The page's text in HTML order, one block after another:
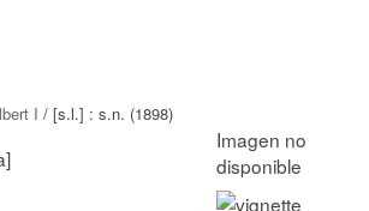
I / [s.l.] : s.n. (1898)